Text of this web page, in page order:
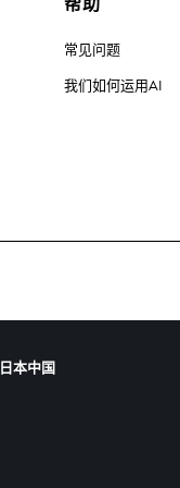
常见问题
我们如何运用AI
日本中国